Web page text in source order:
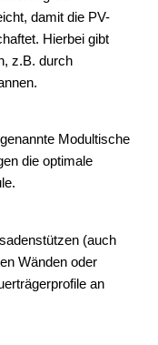
damit die PV-
Hierbei gibt
z.B. durch
Modultische
die optimale
(auch
Wänden oder
an